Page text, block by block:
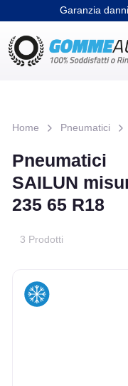
Garanzia
Home Pneumatici
Pneumatici
SAILUN
235 65 R18
3 Prodotti